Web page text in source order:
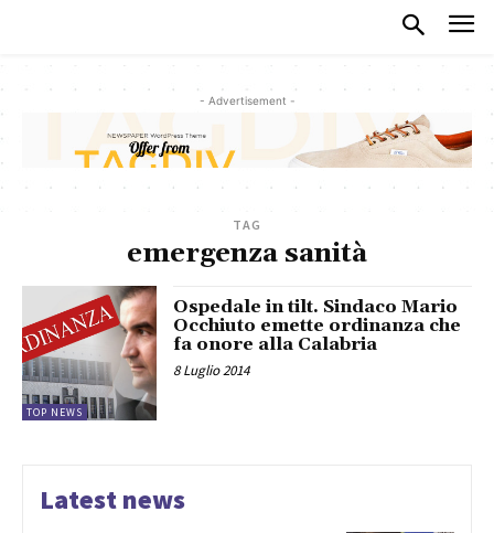
- Advertisement -
TAG
emergenza sanità
TOP NEWS
Ospedale in tilt. Sindaco Mario
Occhiuto emette ordinanza che
fa onore alla Calabria
8 Luglio 2014
Latest news